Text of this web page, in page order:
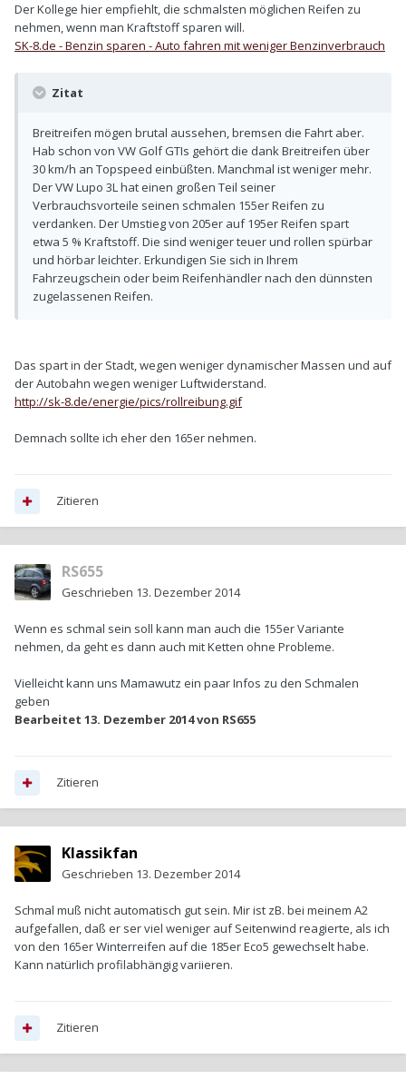
Der Kollege hier empfiehlt, die schmalsten möglichen Reifen zu
nehmen, wenn man Kraftstoff sparen will.
SK-8.de - Benzin sparen - Auto fahren mit weniger Benzinverbrauch
Zitat
Breitreifen mögen brutal aussehen, bremsen die Fahrt aber.
Hab schon von VW Golf GTIs gehört die dank Breitreifen über
30 km/h an Topspeed einbüßten. Manchmal ist weniger mehr.
Der VW Lupo 3L hat einen großen Teil seiner
Verbrauchsvorteile seinen schmalen 155er Reifen zu
verdanken. Der Umstieg von 205er auf 195er Reifen spart
etwa 5 % Kraftstoff. Die sind weniger teuer und rollen spürbar
und hörbar leichter. Erkundigen Sie sich in Ihrem
Fahrzeugschein oder beim Reifenhändler nach den dünnsten
zugelassenen Reifen.
Das spart in der Stadt, wegen weniger dynamischer Massen und auf
der Autobahn wegen weniger Luftwiderstand.
http://sk-8.de/energie/pics/rollreibung.gif
Demnach sollte ich eher den 165er nehmen.
Zitieren
RS655
Geschrieben 13. Dezember 2014
Wenn es schmal sein soll kann man auch die 155er Variante
nehmen, da geht es dann auch mit Ketten ohne Probleme.
Vielleicht kann uns Mamawutz ein paar Infos zu den Schmalen
geben
Bearbeitet 13. Dezember 2014von RS655
Zitieren
Klassikfan
Geschrieben 13. Dezember 2014
Schmal muß nicht automatisch gut sein. Mir ist zB. bei meinem A2
aufgefallen, daß er ser viel weniger auf Seitenwind reagierte, als ich
von den 165er Winterreifen auf die 185er Eco5 gewechselt habe.
Kann natürlich profilabhängig variieren.
Zitieren